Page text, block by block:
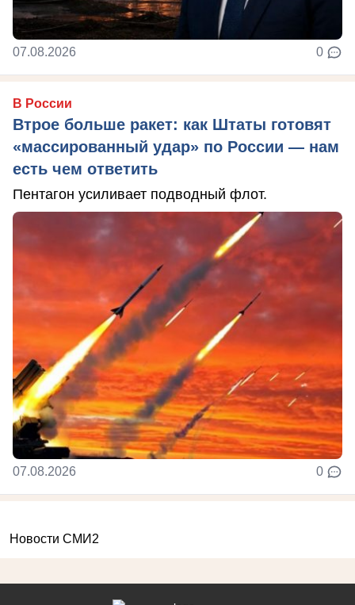
07.08.2026 0
В России
Втрое больше ракет: как Штаты готовят
«массированный удар» по России — нам
есть чем ответить
Пентагон усиливает подводный флот.
07.08.2026 0
Новости СМИ2